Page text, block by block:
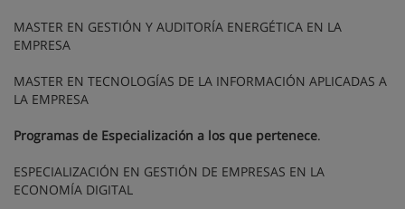
MASTER EN GESTIÓN Y AUDITORÍA ENERGÉTICA EN LA
EMPRESA
MASTER EN TECNOLOGÍAS DE LA INFORMACIÓN APLICADAS A
LA EMPRESA
Programas de Especialización a los que pertenece.
ESPECIALIZACIÓN EN GESTIÓN DE EMPRESAS EN LA
ECONOMÍA DIGITAL